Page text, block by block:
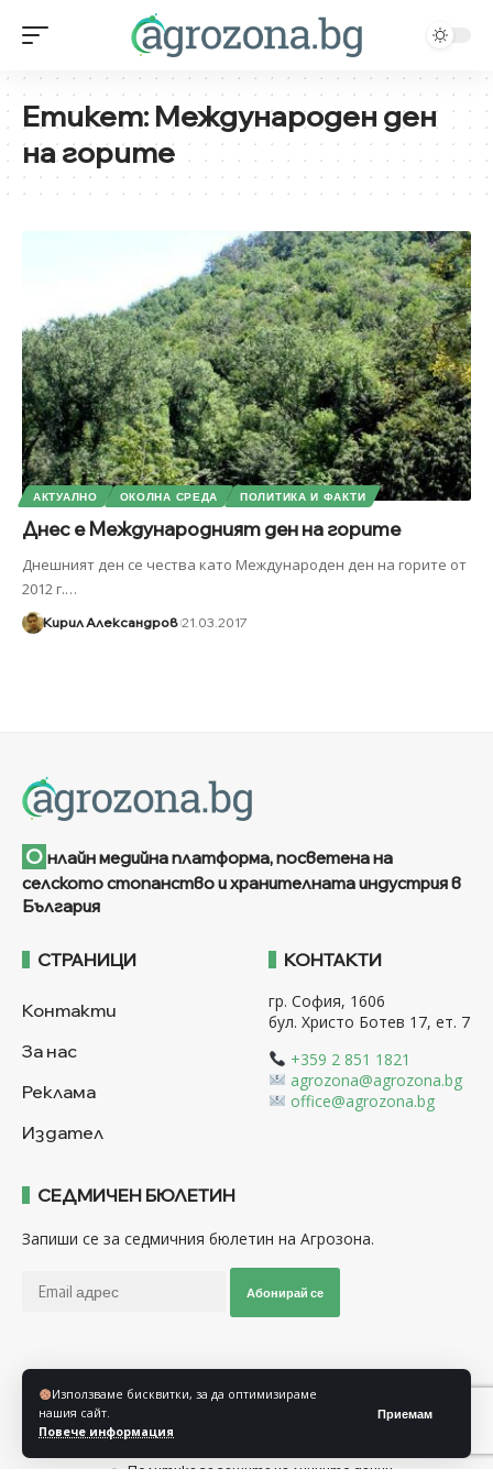
Използваме бисквитки, за да оптимизираме
нашия сайт.
Повече информация
Приемам
Етикет:Международен ден
на горите
АКТУАЛНО ОКОЛНА СРЕДА ПОЛИТИКА И ФАКТИ
Днес е Международният ден на горите
Днешният ден се чества като Международен ден на горите от
2012 г.…
Кирил Александров 21.03.2017
О нлайн медийна платформа, посветена на
селското стопанство и хранителната индустрия в
България
СТРАНИЦИ
Контакти
За нас
Реклама
Издател
КОНТАКТИ
гр. София, 1606
бул. Христо Ботев 17, ет. 7
+359 2 851 1821
agrozona@agrozona.bg
office@agrozona.bg
СЕДМИЧЕН БЮЛЕТИН
Запиши се за седмичния бюлетин на Агрозона.
Абонирай се
Общи условия
Политика за защита на личните данни